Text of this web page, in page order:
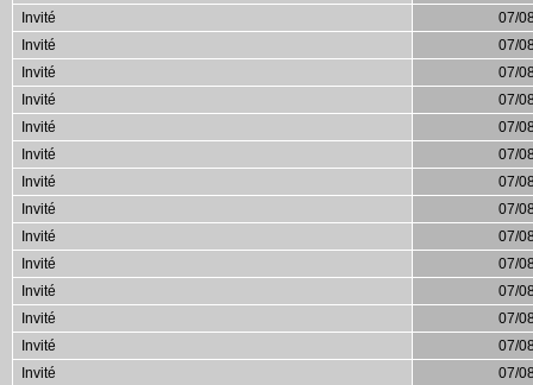
Invité
07/
Invité
07/
Invité
07/
Invité
07/
Invité
07/
Invité
07/
Invité
07/
Invité
07/
Invité
07/
Invité
07/
Invité
07/
Invité
07/
Invité
07/
Invité
07/